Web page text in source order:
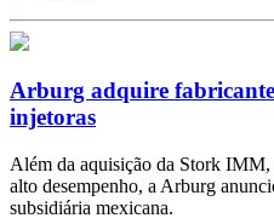
Arburg adquire
injetoras
Além da aquisição da Stork
alto desempenho, a Arburg
subsidiária mexicana.